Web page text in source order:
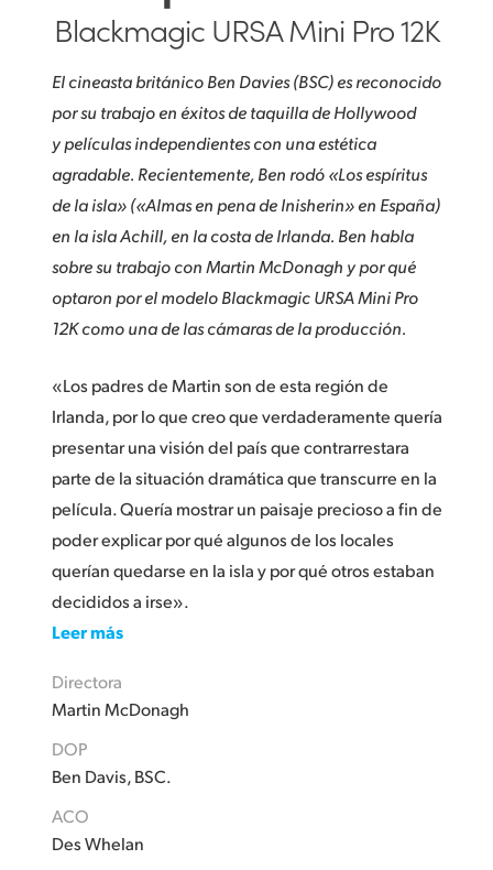
Blackmagic URSA Mini Pro 12K
El cineasta británico Ben Davies (BSC) es reconocido
por su trabajo en éxitos de taquilla de Hollywood
y películas independientes con una estética
agradable. Recientemente, Ben rodó «Los espíritus
de la isla» («Almas en pena de Inisherin» en España)
en la isla Achill, en la costa de Irlanda. Ben habla
sobre su trabajo con Martin McDonagh y por qué
optaron por el modelo Blackmagic URSA Mini Pro
12K como una de las cámaras de la producción.
«Los padres de Martin son de esta región de
Irlanda, por lo que creo que verdaderamente quería
presentar una visión del país que contrarrestara
parte de la situación dramática que transcurre en la
película. Quería mostrar un paisaje precioso a fin de
poder explicar por qué algunos de los locales
querían quedarse en la isla y por qué otros estaban
decididos a irse».
Leer más
Directora
Martin McDonagh
DOP
Ben Davis, BSC.
ACO
Des Whelan